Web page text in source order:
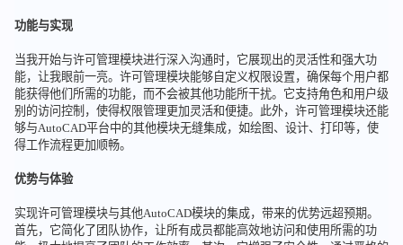
功能与实现
当我开始与许可管理模块进行深入沟通时，它展现出的灵活性和强大功
能，让我眼前一亮。许可管理模块能够自定义权限设置，确保每个用户都
能获得他们所需的功能，而不会被其他功能所干扰。它支持角色和用户级
别的访问控制，使得权限管理更加灵活和便捷。此外，许可管理模块还能
够与AutoCAD平台中的其他模块无缝集成，如绘图、设计、打印等，使
得工作流程更加顺畅。
优势与体验
实现许可管理模块与其他AutoCAD模块的集成，带来的优势远超预期。
首先，它简化了团队协作，让所有成员都能高效地访问和使用所需的功